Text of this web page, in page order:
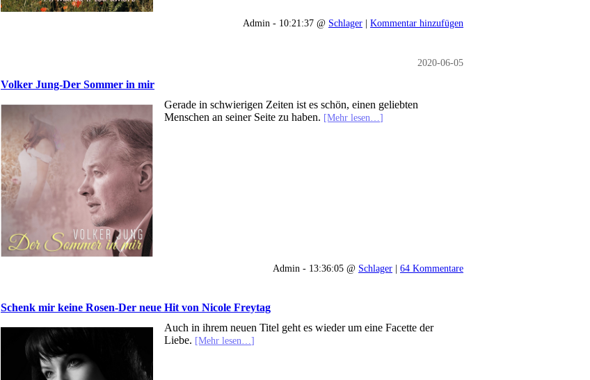
Admin - 10:21:37 @ Schlager | Kommentar hinzufügen
2020-06-05
Volker Jung-Der Sommer in mir
Gerade in schwierigen Zeiten ist es schön, einen geliebten
Menschen an seiner Seite zu haben. [Mehr lesen…]
Admin - 13:36:05 @ Schlager | 64 Kommentare
Schenk mir keine Rosen-Der neue Hit von Nicole Freytag
Auch in ihrem neuen Titel geht es wieder um eine Facette der
Liebe. [Mehr lesen…]